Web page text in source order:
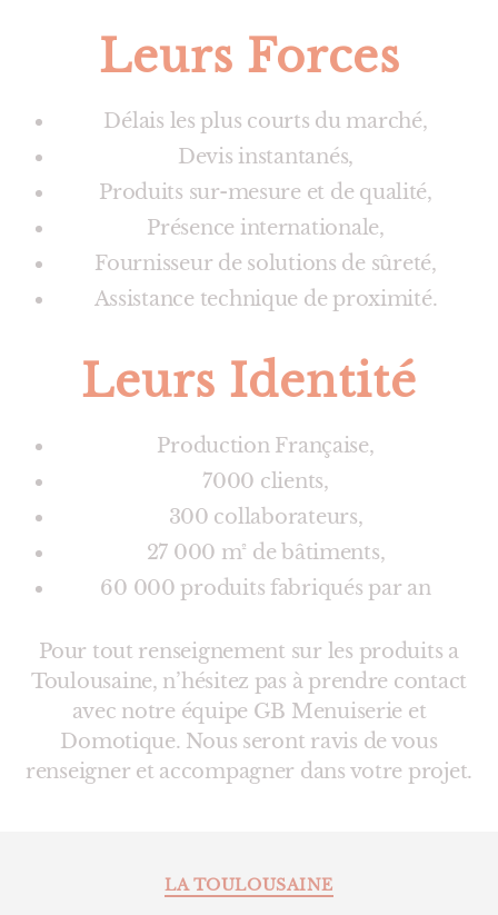
Leurs Forces
Délais les plus courts du marché,
Devis instantanés,
Produits sur-mesure et de qualité,
Présence internationale,
Fournisseur de solutions de sûreté,
Assistance technique de proximité.
Leurs Identité
Production Française,
7000 clients,
300 collaborateurs,
27 000 m² de bâtiments,
60 000 produits fabriqués par an
Pour tout renseignement sur les produits a
Toulousaine, n’hésitez pas à prendre contact
avec notre équipe GB Menuiserie et
Domotique. Nous seront ravis de vous
renseigner et accompagner dans votre projet.
Catégories
LA TOULOUSAINE